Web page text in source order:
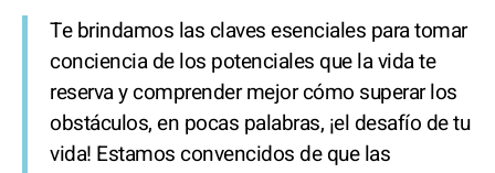
Te brindamos las claves esenciales para tomar
conciencia de los potenciales que la vida te
reserva y comprender mejor cómo superar los
obstáculos, en pocas palabras, ¡el desafío de tu
vida! Estamos convencidos de que las